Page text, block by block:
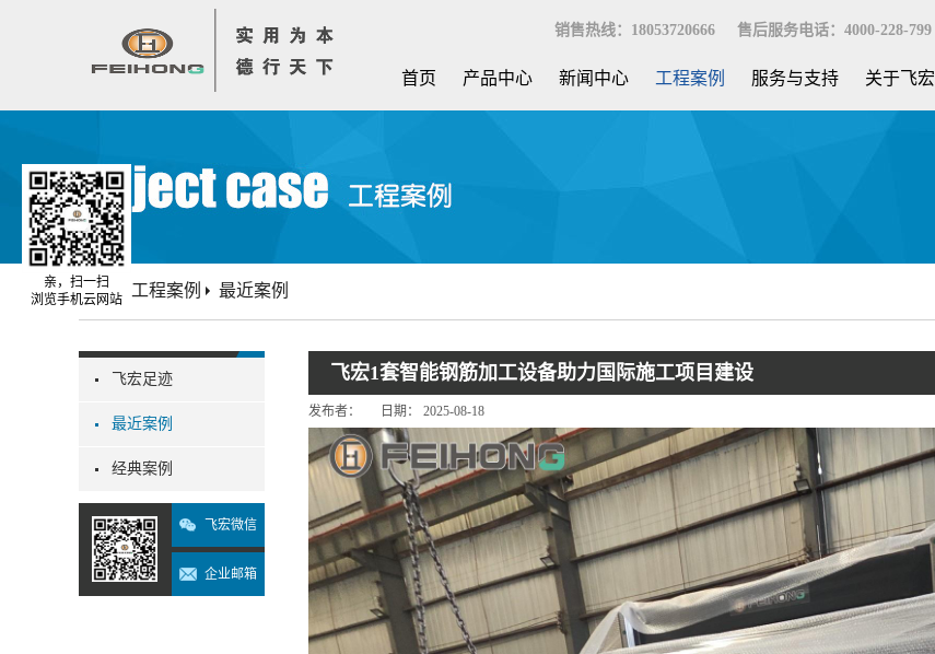
销售热线：18053720666 售后服务电话：4000-228-799
首页 产品中心 新闻中心 工程案例 服务与支持 关于飞宏
飞宏足迹
最近案例
经典案例
飞宏微信
企业邮箱
首页 工程案例 最近案例
飞宏1套智能钢筋加工设备助力国际施工项目建设
发布者： 日期： 2025-08-18
亲，扫一扫
浏览手机云网站